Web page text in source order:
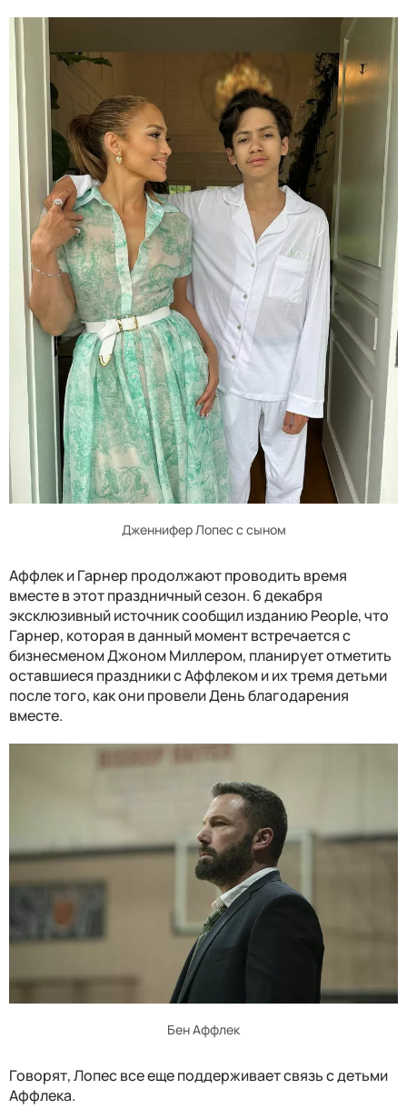
Дженнифер Лопес с сыном
Аффлек и Гарнер продолжают проводить время
вместе в этот праздничный сезон. 6 декабря
эксклюзивный источник сообщил изданию People, что
Гарнер, которая в данный момент встречается с
бизнесменом Джоном Миллером, планирует отметить
оставшиеся праздники с Аффлеком и их тремя детьми
после того, как они провели День благодарения
вместе.
Бен Аффлек
Говорят, Лопес все еще поддерживает связь с детьми
Аффлека.